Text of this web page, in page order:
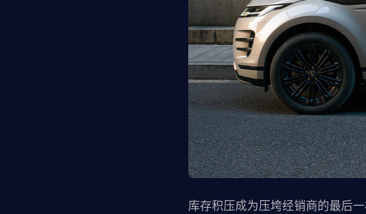
库存积压成为压垮经销商的最后